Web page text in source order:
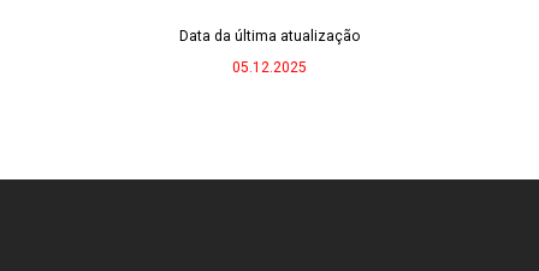
Data da última atualização
05.12.2025